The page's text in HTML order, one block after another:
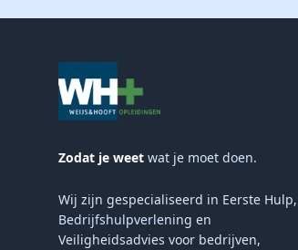
Zodat je weet wat je moet doen.
Wij zijn gespecialiseerd in Eerste Hulp,
Bedrijfshulpverlening en
Veiligheidsadvies voor bedrijven,